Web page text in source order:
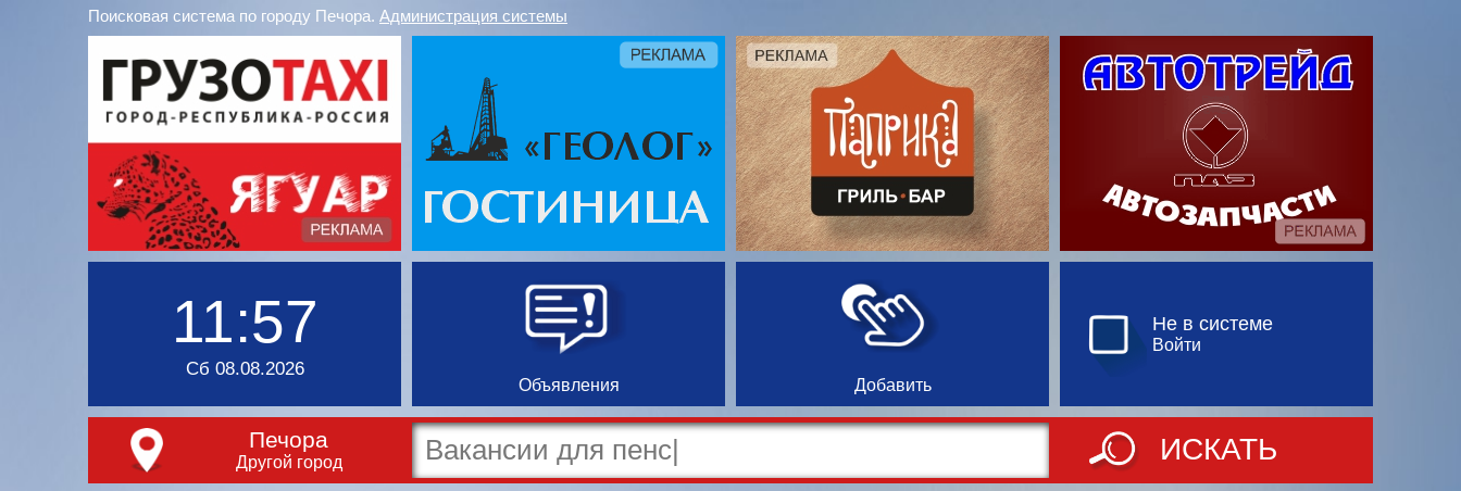
Поисковая система по городу Печора. Администрация системы
11:57
Сб 08.08.2026
Объявления Добавить
Не в системе
Войти
Печора
Другой город ИСКАТЬ